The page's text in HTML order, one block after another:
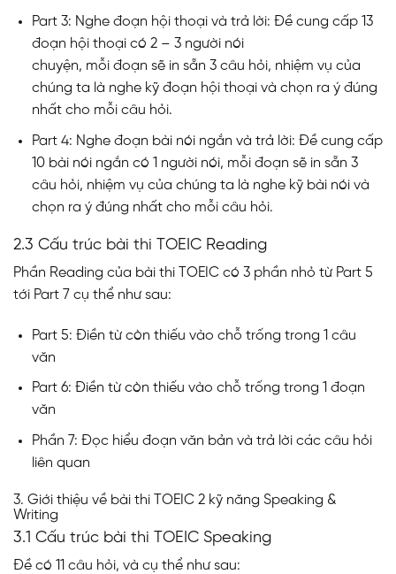
Part 3: Nghe đoạn hội thoại và trả lời: Đề cung cấp 13
đoạn hội thoại có 2 – 3 người nói
chuyện, mỗi đoạn sẽ in sẵn 3 câu hỏi, nhiệm vụ của
chúng ta là nghe kỹ đoạn hội thoại và chọn ra ý đúng
nhất cho mỗi câu hỏi.
Part 4: Nghe đoạn bài nói ngắn và trả lời: Đề cung cấp
10 bài nói ngắn có 1 người nói, mỗi đoạn sẽ in sẵn 3
câu hỏi, nhiệm vụ của chúng ta là nghe kỹ bài nói và
chọn ra ý đúng nhất cho mỗi câu hỏi.
2.3 Cấu trúc bài thi TOEIC Reading
Phần Reading của bài thi TOEIC có 3 phần nhỏ từ Part 5
tới Part 7 cụ thể như sau:
Part 5: Điền từ còn thiếu vào chỗ trống trong 1 câu
văn
Part 6: Điền từ còn thiếu vào chỗ trống trong 1 đoạn
văn
Phần 7: Đọc hiểu đoạn văn bản và trả lời các câu hỏi
liên quan
3. Giới thiệu về bài thi TOEIC 2 kỹ năng Speaking &
Writing
3.1 Cấu trúc bài thi TOEIC Speaking
Đề có 11 câu hỏi, và cụ thể như sau: